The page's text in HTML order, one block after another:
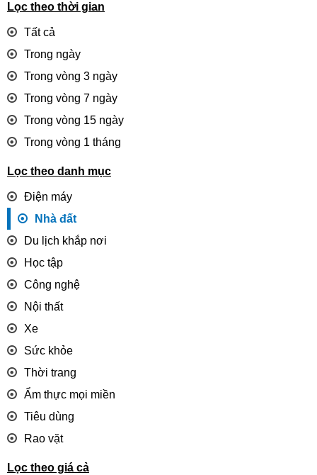
Lọc theo thời gian
Tất cả
Trong ngày
Trong vòng 3 ngày
Trong vòng 7 ngày
Trong vòng 15 ngày
Trong vòng 1 tháng
Lọc theo danh mục
Điện máy
Nhà đất
Du lịch khắp nơi
Học tập
Công nghệ
Nội thất
Xe
Sức khỏe
Thời trang
Ẩm thực mọi miền
Tiêu dùng
Rao vặt
Lọc theo giá cả